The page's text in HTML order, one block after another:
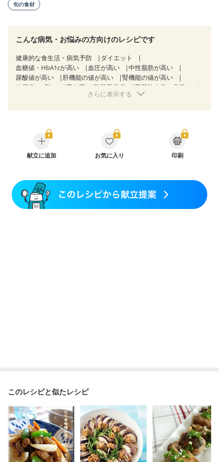
旬の食材
こんな病気・お悩みの方向けのレシピです
健康的な食生活・病気予防
ダイエット
血糖値・HbA1cが高い
血圧が高い
中性脂肪が高い
尿酸値が高い
肝機能の値が高い
腎機能の値が高い
糖尿病（2型）
高血圧 脂質異常症
高尿酸血症（痛風）
心臓弁膜症
心不全
糖尿病性腎症（第３期）
CKD（ステージ１）
CKD（ステージ２）
CKD（ステージ３a）
乳がん（抗がん剤治療中）
乳がん（ホルモン療法中）
味の感じ方が変わった
妊婦健診・体重増加が気になる（初期）
妊婦健診・血圧が気になる（初期）
さらに表示する
献立に追加 お気に入り 印刷
このレシピと似たレシピ